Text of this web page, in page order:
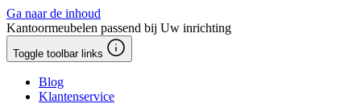
Ga naar de inhoud
Kantoormeubelen passend bij Uw inrichting
Toggle toolbar links
Blog
Klantenservice